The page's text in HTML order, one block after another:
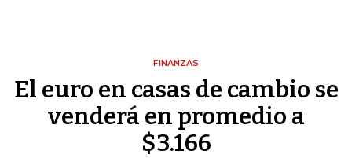
FINANZAS
El euro en casas de cambio se
venderá en promedio a
$3.166